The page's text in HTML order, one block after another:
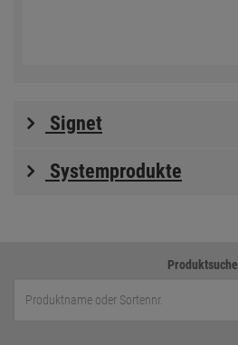
Signet
Systemprodukte
Produktsuche